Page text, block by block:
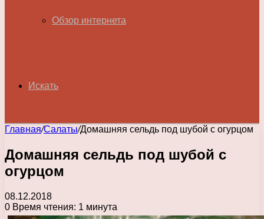
Обзор интернета
Искать
Главная/Салаты/Домашняя сельдь под шубой с огурцом
Домашняя сельдь под шубой с
огурцом
08.12.2018
0 Время чтения: 1 минута